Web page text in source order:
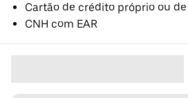
Cartão de crédito próprio ou
CNH com EAR